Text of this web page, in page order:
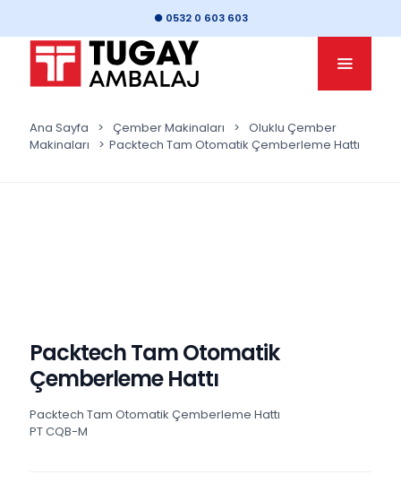
● 0532 0 603 603
Ana Sayfa > Çember Makinaları > Oluklu Çember
Makinaları
> Packtech Tam Otomatik Çemberleme Hattı
Packtech Tam Otomatik
Çemberleme Hattı
Packtech Tam Otomatik Çemberleme Hattı
PT CQB-M